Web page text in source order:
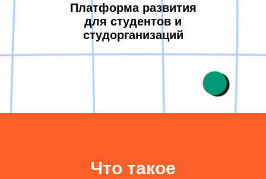
Платформа развития
для студентов и
студорганизаций
Что такое